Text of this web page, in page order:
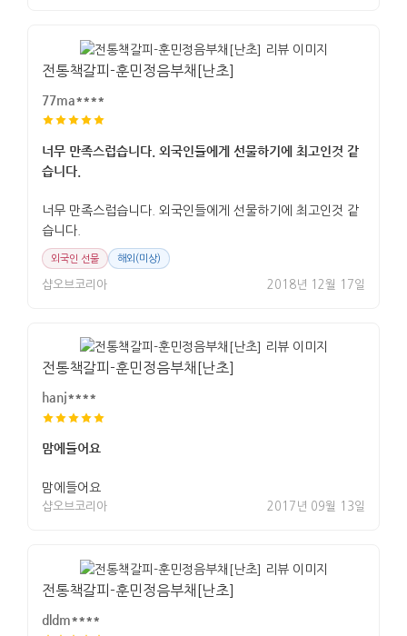
전통책갈피-훈민정음부채[난초]
77ma****
너무 만족스럽습니다. 외국인들에게 선물하기에 최고인것 같
습니다.
너무 만족스럽습니다. 외국인들에게 선물하기에 최고인것 같
습니다.
외국인 선물 해외(미상)
샵오브코리아 2018년 12월 17일
전통책갈피-훈민정음부채[난초]
hanj****
맘에들어요
맘에들어요
샵오브코리아 2017년 09월 13일
전통책갈피-훈민정음부채[난초]
dldm****